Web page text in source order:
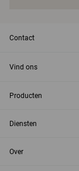
Contact
Vind ons
Producten
Diensten
Over